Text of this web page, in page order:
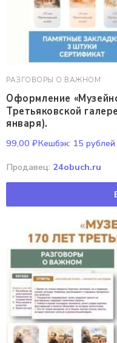
РАЗГОВОРЫ О ВАЖНОМ
Оформление
Третьяковской
января).
99,00 ₽Кешбэк: 15 рублей
Продавец: 24obuch.ru